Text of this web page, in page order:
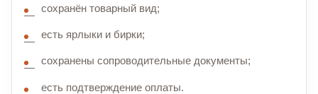
сохранён товарный вид;
есть ярлыки и бирки;
сохранены сопроводительные документы;
есть подтверждение оплаты.